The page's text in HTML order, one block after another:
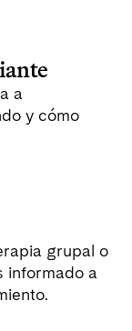
a
y cómo
grupal o
informado a